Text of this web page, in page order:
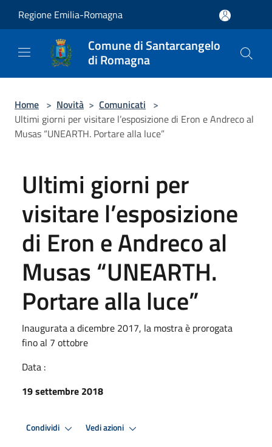
Regione Emilia-Romagna
Comune di Santarcangelo
di Romagna
Home > Novità > Comunicati >
Ultimi giorni per visitare l’esposizione di Eron e Andreco al
Musas “UNEARTH. Portare alla luce”
Ultimi giorni per
visitare l’esposizione
di Eron e Andreco al
Musas “UNEARTH.
Portare alla luce”
Inaugurata a dicembre 2017, la mostra è prorogata
fino al 7 ottobre
Data :
19 settembre 2018
Condividi Vedi azioni